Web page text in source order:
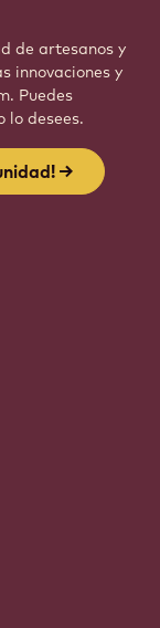
de artesanos y
innovaciones y
Puedes
lo desees.